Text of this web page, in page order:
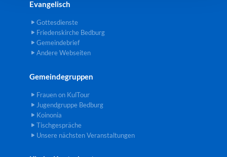
Evangelisch
Gottesdienste
Friedenskirche Bedburg
Gemeindebrief
Andere Webseiten
Gemeindegruppen
Frauen on KulTour
Jugendgruppe Bedburg
Koinonia
Tischgespräche
Unsere nächsten Veranstaltungen